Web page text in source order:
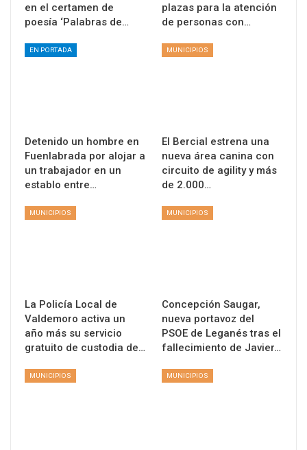
en el certamen de
poesía ‘Palabras de…
plazas para la atención
de personas con…
EN PORTADA
Detenido un hombre en
Fuenlabrada por alojar a
un trabajador en un
establo entre…
MUNICIPIOS
El Bercial estrena una
nueva área canina con
circuito de agility y más
de 2.000…
MUNICIPIOS
La Policía Local de
Valdemoro activa un
año más su servicio
gratuito de custodia de…
MUNICIPIOS
Concepción Saugar,
nueva portavoz del
PSOE de Leganés tras el
fallecimiento de Javier…
MUNICIPIOS MUNICIPIOS